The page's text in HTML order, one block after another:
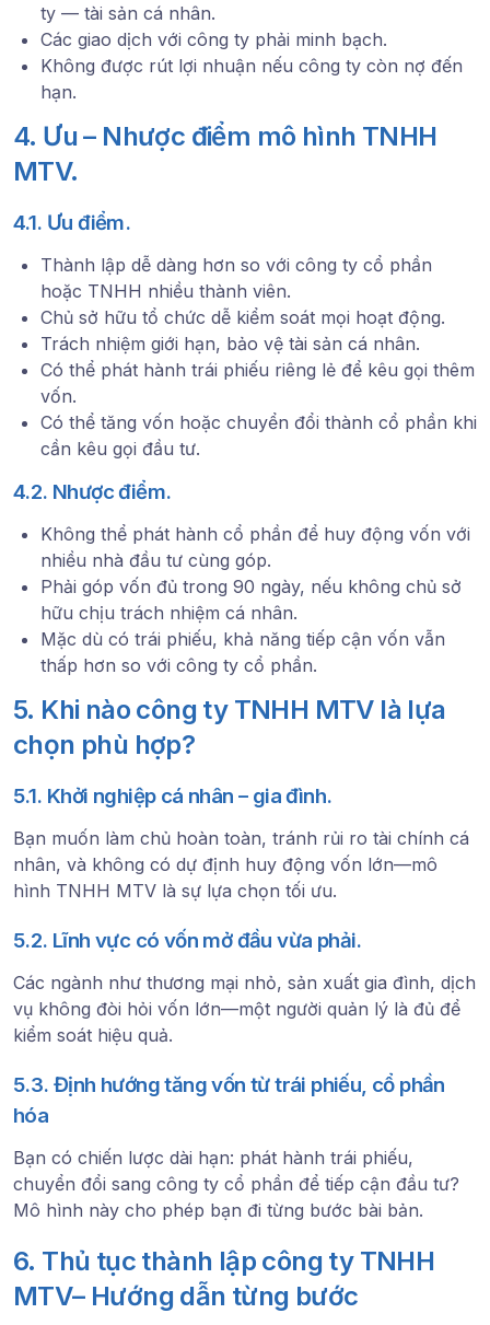
ty — tài sản cá nhân.
Các giao dịch với công ty phải minh bạch.
Không được rút lợi nhuận nếu công ty còn nợ đến
hạn.
4. Ưu – Nhược điểm mô hình TNHH
MTV.
4.1. Ưu điểm.
Thành lập dễ dàng hơn so với công ty cổ phần
hoặc TNHH nhiều thành viên.
Chủ sở hữu tổ chức dễ kiểm soát mọi hoạt động.
Trách nhiệm giới hạn, bảo vệ tài sản cá nhân.
Có thể phát hành trái phiếu riêng lẻ để kêu gọi thêm
vốn.
Có thể tăng vốn hoặc chuyển đổi thành cổ phần khi
cần kêu gọi đầu tư.
4.2. Nhược điểm.
Không thể phát hành cổ phần để huy động vốn với
nhiều nhà đầu tư cùng góp.
Phải góp vốn đủ trong 90 ngày, nếu không chủ sở
hữu chịu trách nhiệm cá nhân.
Mặc dù có trái phiếu, khả năng tiếp cận vốn vẫn
thấp hơn so với công ty cổ phần.
5. Khi nào công ty TNHH MTV là lựa
chọn phù hợp?
5.1. Khởi nghiệp cá nhân – gia đình.
Bạn muốn làm chủ hoàn toàn, tránh rủi ro tài chính cá
nhân, và không có dự định huy động vốn lớn—mô
hình TNHH MTV là sự lựa chọn tối ưu.
5.2. Lĩnh vực có vốn mở đầu vừa phải.
Các ngành như thương mại nhỏ, sản xuất gia đình, dịch
vụ không đòi hỏi vốn lớn—một người quản lý là đủ để
kiểm soát hiệu quả.
5.3. Định hướng tăng vốn từ trái phiếu, cổ phần
hóa
Bạn có chiến lược dài hạn: phát hành trái phiếu,
chuyển đổi sang công ty cổ phần để tiếp cận đầu tư?
Mô hình này cho phép bạn đi từng bước bài bản.
6. Thủ tục thành lập công ty TNHH
MTV– Hướng dẫn từng bước